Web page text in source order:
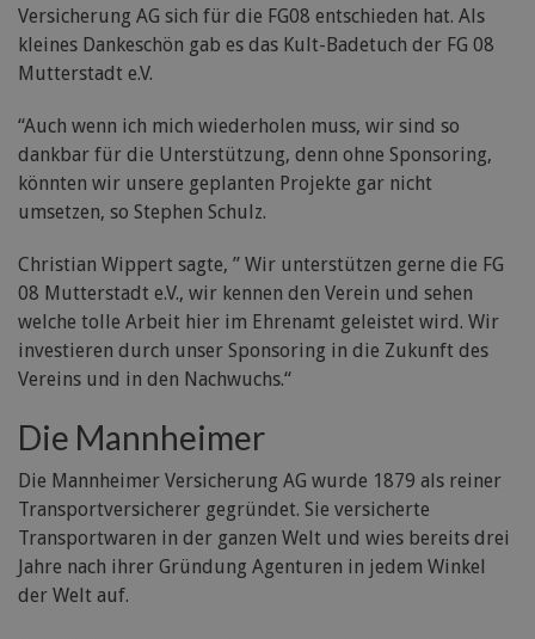
Versicherung AG sich für die FG08 entschieden hat. Als
kleines Dankeschön gab es das Kult-Badetuch der FG 08
Mutterstadt e.V.
“Auch wenn ich mich wiederholen muss, wir sind so
dankbar für die Unterstützung, denn ohne Sponsoring,
könnten wir unsere geplanten Projekte gar nicht
umsetzen, so Stephen Schulz.
Christian Wippert sagte, ” Wir unterstützen gerne die FG
08 Mutterstadt e.V., wir kennen den Verein und sehen
welche tolle Arbeit hier im Ehrenamt geleistet wird. Wir
investieren durch unser Sponsoring in die Zukunft des
Vereins und in den Nachwuchs.“
Die Mannheimer
Die Mannheimer Versicherung AG wurde 1879 als reiner
Transportversicherer gegründet. Sie versicherte
Transportwaren in der ganzen Welt und wies bereits drei
Jahre nach ihrer Gründung Agenturen in jedem Winkel
der Welt auf.